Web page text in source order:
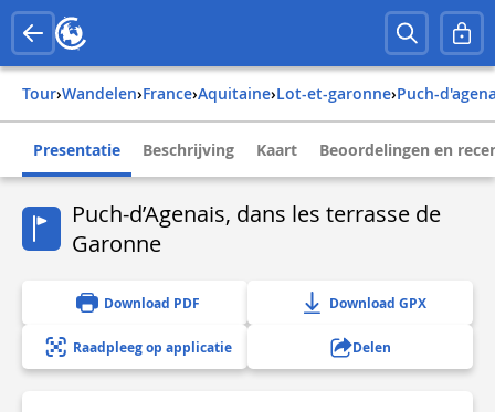
Tour› Wandelen› france› aquitaine› lot-et-garonne› puch-
Presentatie Beschrijving Kaart Beoordelingen en
Puch-d’Agenais, dans les terrasse de
Garonne
Download PDF Download GPX
Raadpleeg op applicatie Delen